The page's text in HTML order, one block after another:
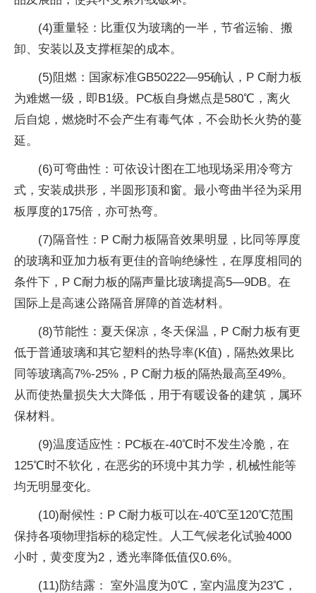
(4)重量轻：比重仅为玻璃的一半，节省运输、搬
卸、安装以及支撑框架的成本。
(5)阻燃： 国家标准GB50222—95确认，P C耐力板
为难燃一级，即B1级。PC板自身燃点是580℃，离火
后自熄，燃烧时不会产生有毒气体，不会助长火势的蔓
延。
(6)可弯曲性 ：可依设计图在工地现场采用冷弯方
式，安装成拱形，半圆形顶和窗。最小弯曲半径为采用
板厚度的175倍，亦可热弯。
(7)隔音性 ：P C耐力板隔音效果明显，比同等厚度
的玻璃和亚加力板有更佳的音响绝缘性 ，在厚度相同的
条件下，P C耐力板的隔声量比玻璃提高5—9DB。在
国际上是高速公路隔音屏障的首选材料。
(8)节能性 ：夏天保凉，冬天保温，P C耐力板有更
低于普通玻璃和其它塑料的热导率(K值)，隔热效果比
同等玻璃高7%-25%，P C耐力板的隔热最高至49%。
从而使热量损失大大降低，用于有暖设备的建筑，属环
保材料。
(9)温度适应性 ：PC板在-40℃时不发生冷脆，在
125℃时不软化，在恶劣的环境中其力学，机械性能等
均无明显变化。
(10)耐候性 ：P C耐力板可以在-40℃至120℃范围
保持各项物理指标的稳定性。人工气候老化试验4000
小时，黄变度为2，透光率降低值仅0.6%。
(11)防结露： 室外温度为0℃，室内温度为23℃，